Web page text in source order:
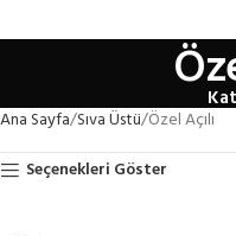
Ana Sayfa Sıva Üstü Özel Açılı
Seçenekleri Göster